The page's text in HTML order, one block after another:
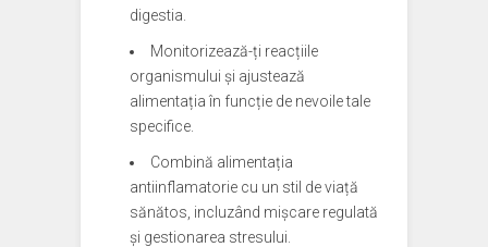
digestia.
Monitorizează-ți reacțiile
organismului și ajustează
alimentația în funcție de nevoile tale
specifice.
Combină alimentația
antiinflamatorie cu un stil de viață
sănătos, incluzând mișcare regulată
și gestionarea stresului.